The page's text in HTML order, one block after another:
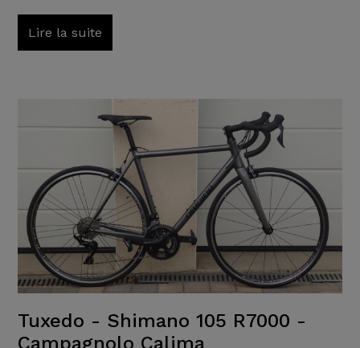
Lire la suite
Tuxedo - Shimano 105 R7000 -
Campagnolo Calima